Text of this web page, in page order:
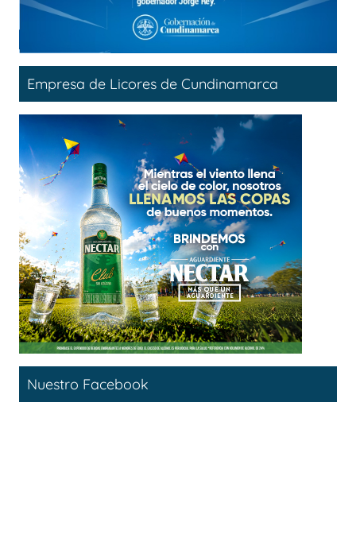
Empresa de Licores de Cundinamarca
Nuestro Facebook